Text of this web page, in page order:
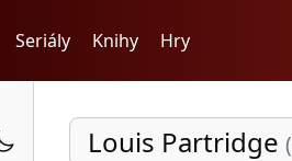
Seriály Knihy Hry
Louis Partridge